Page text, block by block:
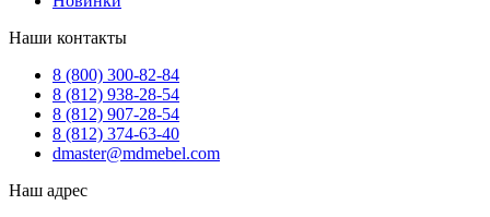
Наши контакты
8 (800) 300-82-84
8 (812) 938-28-54
8 (812) 907-28-54
8 (812) 374-63-40
dmaster@mdmebel.com
Наш адрес